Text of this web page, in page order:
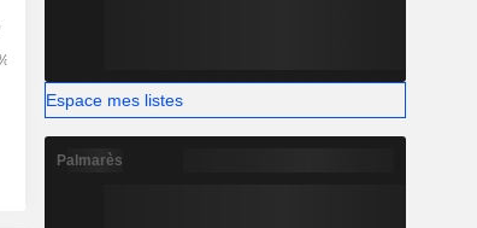
Espace mes listes
Palmarès